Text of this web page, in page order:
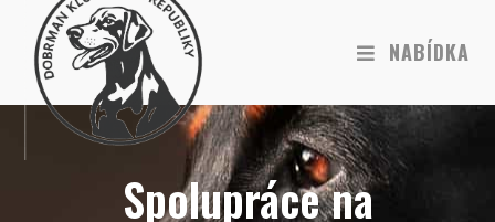
NABÍDKA
Spolupráce na